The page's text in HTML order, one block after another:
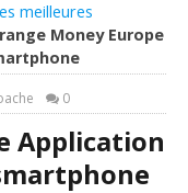
meilleures
Money Europe
0
Application